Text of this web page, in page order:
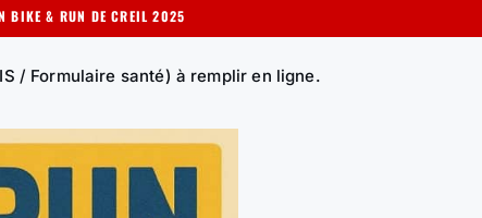
BIKE & RUN DE CREIL 2025
/ Formulaire santé) à remplir en ligne.